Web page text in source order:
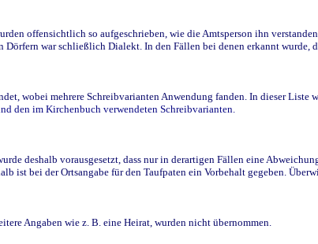
offensichtlich so aufgeschrieben, wie die Amtsperson ihn
war schließlich Dialekt. In den Fällen bei denen erkannt
wobei mehrere Schreibvarianten Anwendung fanden. In dieser Liste
den im Kirchenbuch verwendeten Schreibvarianten.
deshalb vorausgesetzt, dass nur in derartigen Fällen eine
ist bei der Ortsangabe für den Taufpaten ein Vorbehalt gegeben.
Angaben wie z. B. eine Heirat, wurden nicht übernommen.